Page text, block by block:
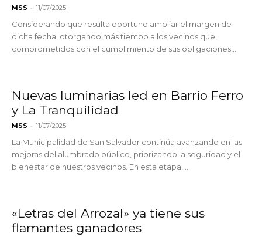
MSS - 11/07/2025
Considerando que resulta oportuno ampliar el margen de
dicha fecha, otorgando más tiempo a los vecinos que,
comprometidos con el cumplimiento de sus obligaciones,...
Nuevas luminarias led en Barrio Ferro
y La Tranquilidad
MSS - 11/07/2025
La Municipalidad de San Salvador continúa avanzando en las
mejoras del alumbrado público, priorizando la seguridad y el
bienestar de nuestros vecinos. En esta etapa,...
«Letras del Arrozal» ya tiene sus
flamantes ganadores